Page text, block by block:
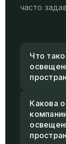
часто
Что
Какова